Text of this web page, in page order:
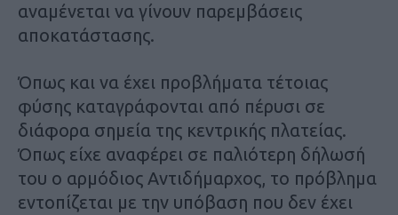
αναμένεται να γίνουν παρεμβάσεις
αποκατάστασης.
Όπως και να έχει προβλήματα τέτοιας
φύσης καταγράφονται από πέρυσι σε
διάφορα σημεία της κεντρικής πλατείας.
Όπως είχε αναφέρει σε παλιότερη δήλωσή
του ο αρμόδιος Αντιδήμαρχος, το πρόβλημα
εντοπίζεται με την υπόβαση που δεν έχει